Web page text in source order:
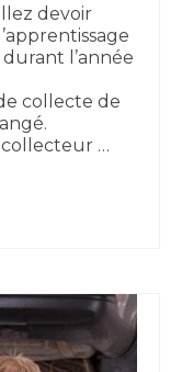
devoir
l’année
collecte de
collecteur …